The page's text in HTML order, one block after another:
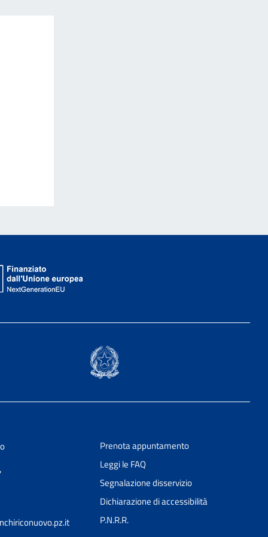
Prenota appuntamento
Leggi le FAQ
Segnalazione disservizio
Dichiarazione di accessibilità
P.N.R.R.